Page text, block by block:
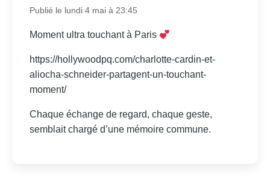
Publié le lundi 4 mai à 23:45
Moment ultra touchant à Paris
https://hollywoodpq.com/charlotte-cardin-et-
aliocha-schneider-partagent-un-touchant-
moment/
Chaque échange de regard, chaque geste,
semblait chargé d’une mémoire commune.